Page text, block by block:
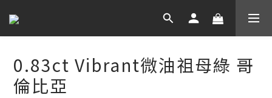
0.83ct Vibrant微油祖母綠 哥
倫比亞